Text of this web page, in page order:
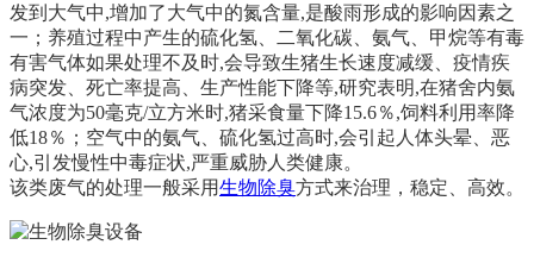
发到大气中,增加了大气中的氮含量,是酸雨形成的影响因素之
一；养殖过程中产生的硫化氢、二氧化碳、氨气、甲烷等有毒
有害气体如果处理不及时,会导致生猪生长速度减缓、疫情疾
病突发、死亡率提高、生产性能下降等,研究表明,在猪舍内氨
气浓度为50毫克/立方米时,猪采食量下降15.6％,饲料利用率降
低18％；空气中的氨气、硫化氢过高时,会引起人体头晕、恶
心,引发慢性中毒症状,严重威胁人类健康。
该类废气的处理一般采用生物除臭方式来治理，稳定、高效。